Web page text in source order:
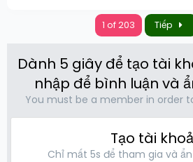
1 of 203 Tiếp
Dành 5 giây để tạo tài
nhập để bình luận và
You must be a member in order
Tạo tài
Chỉ mất 5s để tham gia và